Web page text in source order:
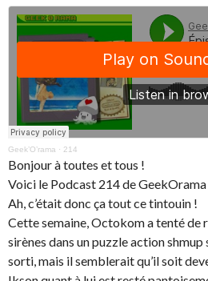
Geek’O’rama · 214
Bonjour à toutes et tous !
Voici le Podcast 214 de GeekOrama
Ah, c’était donc ça tout ce tintouin !
Cette semaine, Octokom a tenté de
sirènes dans un puzzle action shmup
sorti, mais il semblerait qu’il soit